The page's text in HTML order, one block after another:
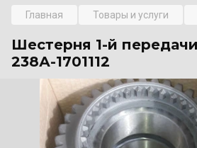
Главная Товары и услуги
Шестерня 1-й
238А-1701112